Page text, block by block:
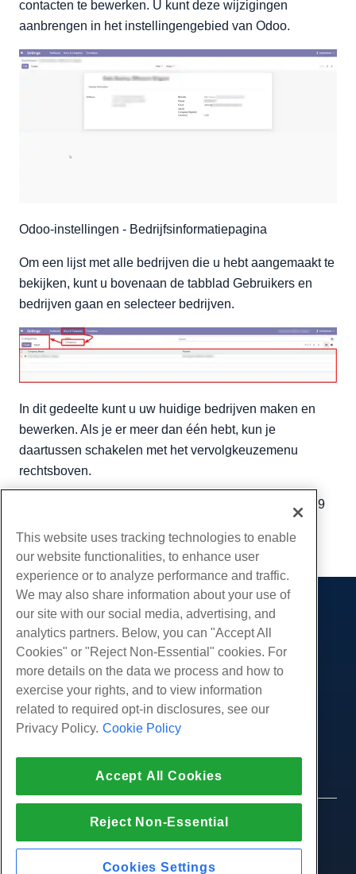
contacten te bewerken. U kunt deze wijzigingen
aanbrengen in het instellingengebied van Odoo.
Odoo-instellingen - Bedrijfsinformatiepagina
Om een lijst met alle bedrijven die u hebt aangemaakt te
bekijken, kunt u bovenaan de tabblad Gebruikers en
bedrijven gaan en selecteer bedrijven.
In dit gedeelte kunt u uw huidige bedrijven maken en
bewerken. Als je er meer dan één hebt, kun je
daartussen schakelen met het vervolgkeuzemenu
rechtsboven.
November 8, 2019
Kopiëren URL
Producten
Web hosting
Zakelijke hosting
White Label-wederverkoper
Beheerde Linux VPS
Onbeheerde Windows VPS
Cloud Servers
Load Balancers
Blokkeer opslag
Diensten
Website-migraties
Gemeenschap
Productdocumentatie
Tutorials
Bedrijf
Over ons
Neem contact op
druk op
Affiliate-programma
Politie
Partnerovereenkomst
Ondersteuning
Live chat met ons
Open een ondersteuningskaartje
© 2010-2026 Hostwinds, een HostPapa Inc. bedrijf.
This website uses tracking technologies to enable
our website functionalities, to enhance user
experience or to analyze performance and traffic.
We may also share information about your use of
our site with our social media, advertising, and
analytics partners. Below, you can "Accept All
Cookies" or "Reject Non-Essential" cookies. For
more details on the data we process and how to
exercise your rights, and to view information
related to required opt-in disclosures, see our
Privacy Policy. Cookie Policy
Accept All Cookies
Reject Non-Essential
Cookies Settings